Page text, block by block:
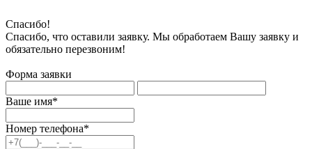
Спасибо!
Спасибо, что оставили заявку. Мы обработаем Вашу заявку и
обязательно перезвоним!
Форма заявки
Ваше имя*
Номер телефона*